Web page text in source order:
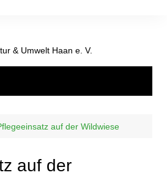
& Umwelt Haan e. V.
auf der Wildwiese
auf der